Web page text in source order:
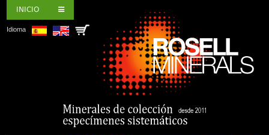
INICIO
Idioma